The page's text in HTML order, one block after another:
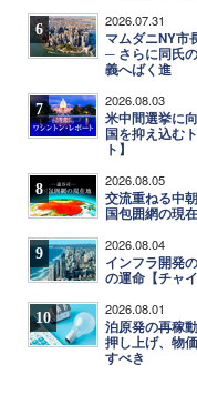
6 2026.07.31
マムダニNY市
─ さらに同氏
義へばく進
7 2026.08.03
米中間選挙に
国を抑え込む
ト】
8 2026.08.05
交流重ねる中
国包囲網の現在
9 2026.08.04
インフラ開発
の運命【チャ
10 2026.08.01
泊原発の再稼
押し上げ、物
すべき